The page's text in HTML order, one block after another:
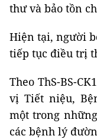
thư và bảo tồn
Hiện tại, người
tiếp tục điều trị
Theo ThS-BS-
vị Tiết niệu,
một trong
các bệnh lý